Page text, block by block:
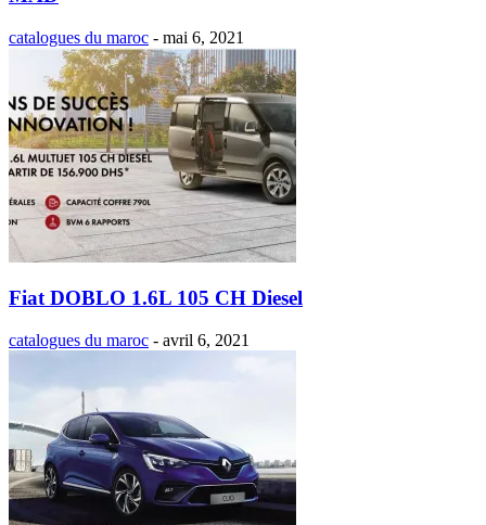
catalogues du maroc - mai 6, 2021
Fiat DOBLO 1.6L 105 CH Diesel
catalogues du maroc - avril 6, 2021